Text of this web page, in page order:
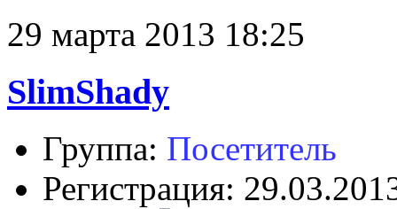
29 марта 2013 18:25
SlimShady
Группа: Посетитель
Регистрация: